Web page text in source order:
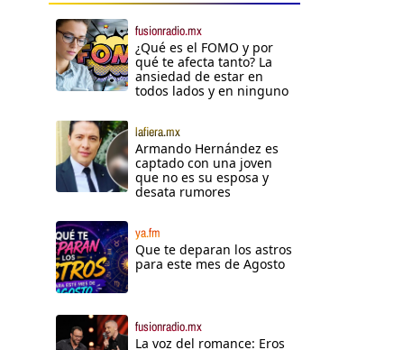
fusionradio.mx
¿Qué es el FOMO y por
qué te afecta tanto? La
ansiedad de estar en
todos lados y en ninguno
lafiera.mx
Armando Hernández es
captado con una joven
que no es su esposa y
desata rumores
ya.fm
Que te deparan los astros
para este mes de Agosto
fusionradio.mx
La voz del romance: Eros